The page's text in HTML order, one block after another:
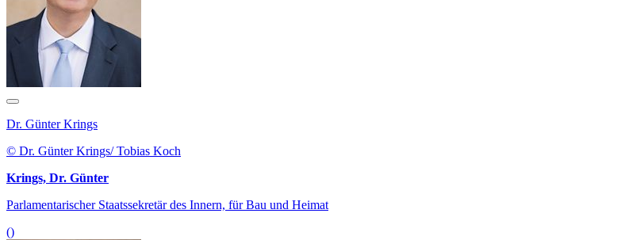
Dr. Günter Krings
© Dr. Günter Krings/ Tobias Koch
Krings, Dr. Günter
Parlamentarischer Staatssekretär des Innern, für Bau und Heimat
()